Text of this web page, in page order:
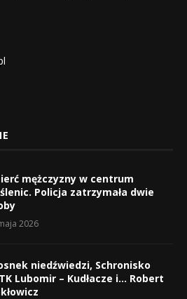
mężczyzny w centrum
Policja zatrzymała dwie
2026
niedźwiedzi, Schronisko
Lubomir – Kudłacze i… Robert